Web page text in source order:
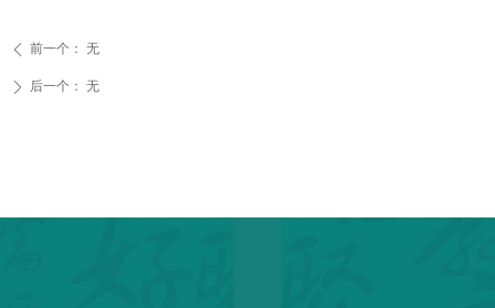
ꄴ 前一个： 无
ꄲ 后一个： 无